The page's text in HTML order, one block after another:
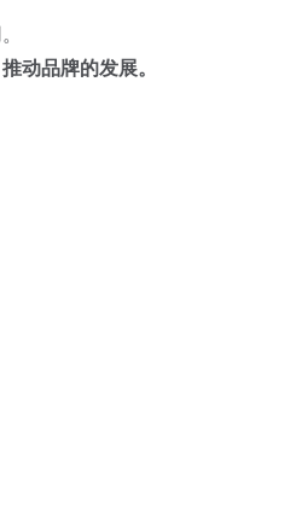
动品牌的发展。